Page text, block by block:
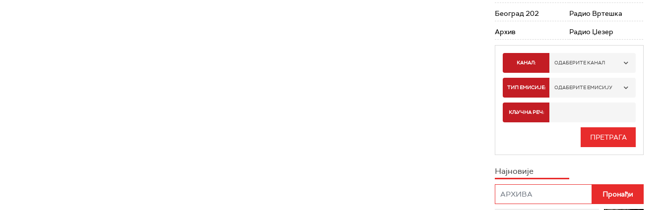
Београд 202
Архив
Радио Вртешка
Радио Џезер
КАНАЛ: ОДАБЕРИТЕ КАНАЛ
РАДИО БЕОГРАД 1
РАДИО БЕОГРАД 3
РАДИО РОКЕНРОЛЕР
ТИП ЕМИСИЈЕ: ОДАБЕРИТЕ ЕМИСИЈУ
ИНФО
КЉУЧНА РЕЧ:
Најновије